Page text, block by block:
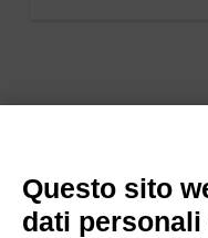
Questo sito
dati